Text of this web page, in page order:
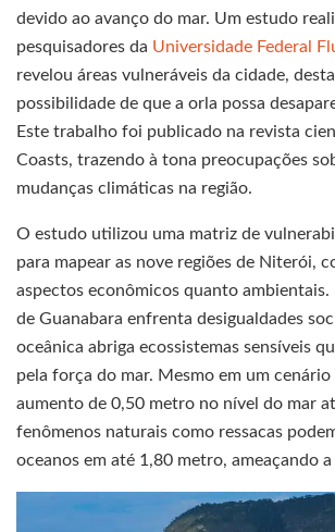
devido ao avanço do mar. Um estudo
pesquisadores da Universidade Federal
revelou áreas vulneráveis da cidade,
possibilidade de que a orla possa
Este trabalho foi publicado na revista
Coasts, trazendo à tona preocupações
mudanças climáticas na região.
O estudo utilizou uma matriz de
para mapear as nove regiões de Niterói,
aspectos econômicos quanto ambientais.
de Guanabara enfrenta desigualdades
oceânica abriga ecossistemas sensíveis
pela força do mar. Mesmo em um
aumento de 0,50 metro no nível do mar
fenômenos naturais como ressacas
oceanos em até 1,80 metro, ameaçando a